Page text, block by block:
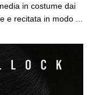
in costume dai
e recitata in modo ...